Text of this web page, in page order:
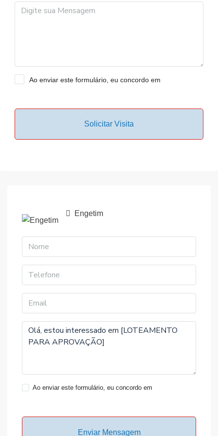
Ao enviar este formulário, eu concordo em
Solicitar Visita
Engetim
Ao enviar este formulário, eu concordo em
Enviar Mensagem